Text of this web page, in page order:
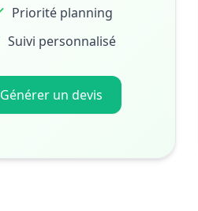
Priorité planning
Suivi personnalisé
Générer un devis